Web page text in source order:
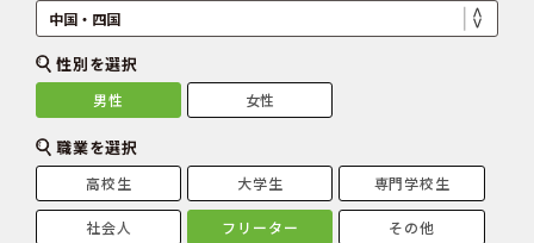
性別を選択
男性 女性
職業を選択
高校生 大学生 専門学校生
社会人 フリーター その他